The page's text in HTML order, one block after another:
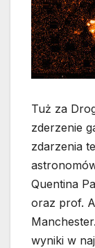
Tuż za
zderzenie
zdarzenia
Quentina
oraz prof.
wyniki w